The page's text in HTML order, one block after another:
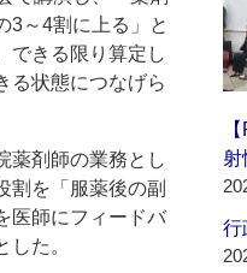
3～4割に上る」と
できる限り算定し
る状態につなげら
薬剤師の業務とし
割を「服薬後の副
医師にフィードバ
た。
射
行